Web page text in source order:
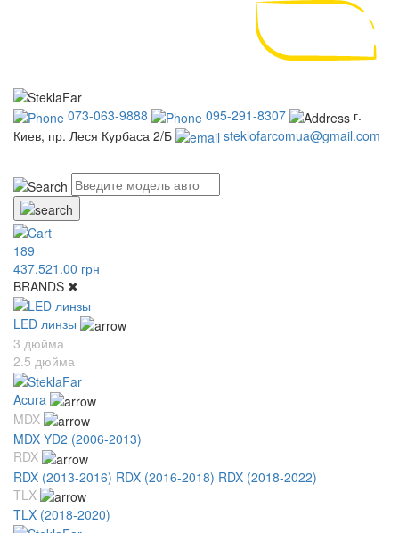
073-063-9888 095-291-8307
г.
Киев, пр. Леся Курбаса 2/Б
steklofarcomua@gmail.com
189
437,521.00 грн
BRANDS ✖
LED линзы
3 дюйма
2.5 дюйма
Acura
MDX
MDX YD2 (2006-2013)
RDX
RDX (2013-2016) RDX (2016-2018) RDX (2018-2022)
TLX
TLX (2018-2020)